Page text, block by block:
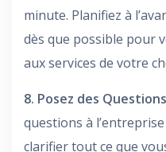
minute. Planifiez à
dès que possible pour
aux services de votre
8. Posez des
questions à
clarifier tout ce que